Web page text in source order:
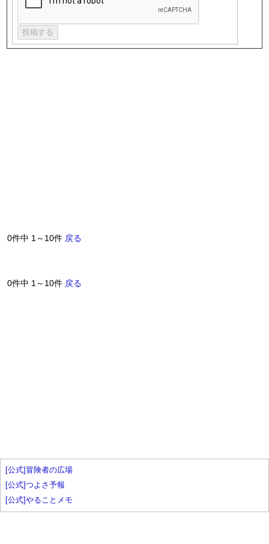
0件中 1～10件 戻る
0件中 1～10件 戻る
[公式]冒険者の広場
[公式]つよさ予報
[公式]やることメモ